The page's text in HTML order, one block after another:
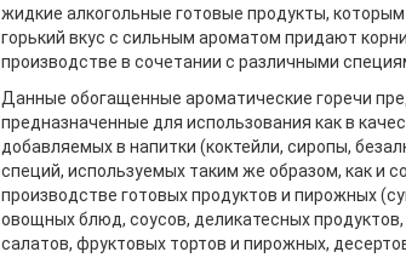
жидкие алкогольные готовые продукты,
горький вкус с сильным ароматом придают
производстве в сочетании с различными
Данные обогащенные ароматические горечи
предназначенные для использования как в
добавляемых в напитки (коктейли, сиропы,
специй, используемых таким же образом, как и
производстве готовых продуктов и пирожных
овощных блюд, соусов, деликатесных
салатов, фруктовых тортов и пирожных,